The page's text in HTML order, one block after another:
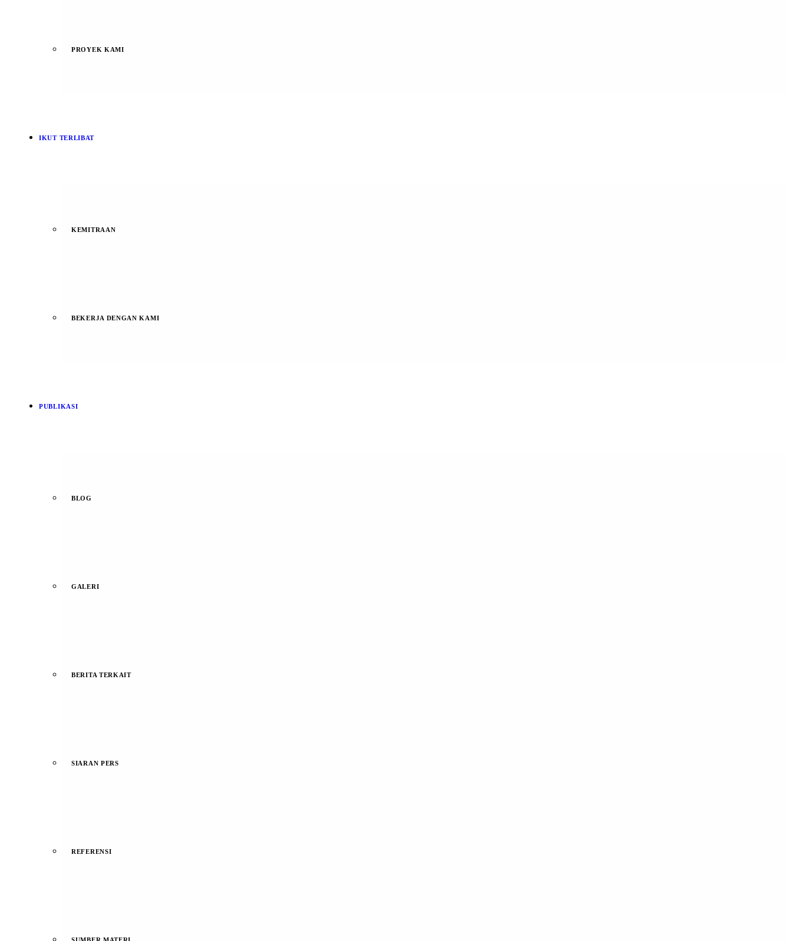
PROYEK KAMI
IKUT TERLIBAT
KEMITRAAN
BEKERJA DENGAN KAMI
PUBLIKASI
BLOG
GALERI
BERITA TERKAIT
SIARAN PERS
REFERENSI